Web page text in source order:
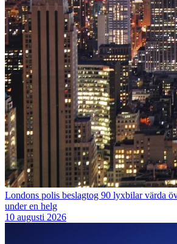
Londons polis beslagtog 90 lyxbilar värda
under en helg
10 augusti 2026